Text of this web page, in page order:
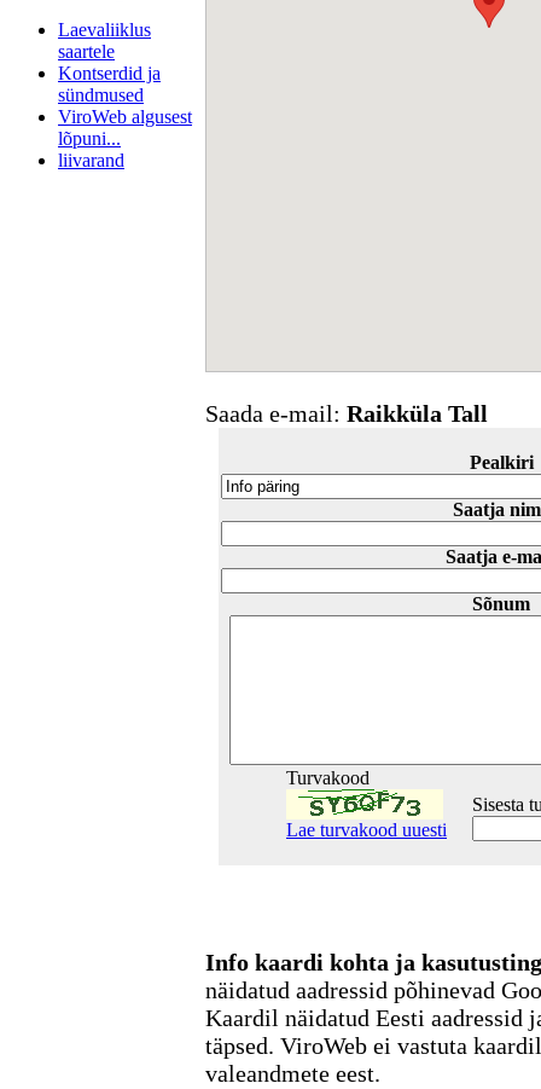
Laevaliiklus
saartele
Kontserdid ja
sündmused
ViroWeb algusest
lõpuni...
liivarand
Saada e-mail: Raikküla Tall
Pealkiri
Saatja
Saatja e-
Sõnum
Turvakood
Lae turvakood uuesti
Sisesta
Info kaardi kohta ja
näidatud aadressid põhinevad
Kaardil näidatud Eesti aadressid
täpsed. ViroWeb ei vastuta
valeandmete eest.